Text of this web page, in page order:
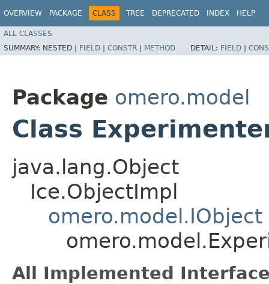
OVERVIEW PACKAGE CLASS TREE DEPRECATED INDEX HELP
ALL CLASSES
SUMMARY: NESTED | FIELD | CONSTR | METHOD DETAIL: FIELD |
Package omero.model
Class
java.lang.Object
Ice.ObjectImpl
omero.model.IObject
All Implemented